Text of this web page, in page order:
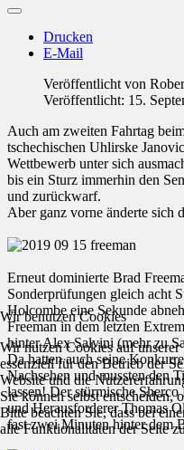
Drucken
E-Mail
Veröffentlicht von
Veröffentlicht: 15.
Auch am zweiten Fahrtag
tschechischen Uhlirske
Wettbewerb unter sich
bis ein Sturz immerhin den
und zurückwarf.
Aber ganz vorne änderte sich
Erneut dominierte Brad
Sonderprüfungen gleich acht
Holcombe eine Sekunde
Freeman in dem letzten
hinter Alex Salvini (mehr zu
Da hatten auch seine
Nachsehen und mussten den
lassen! Der stürmische
und Herausforderer Thomas
fast zwei Minuten hinter dem
Wir benutzen Cookies
Wir nutzen Cookies auf
essenziell für den Betrieb der
Website und die
Sie können selbst entscheiden,
Bitte beachten Sie, dass bei
alle Funktionalitäten der Seite